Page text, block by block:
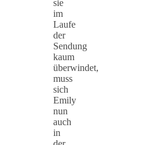
sie
im
Laufe
der
Sendung
kaum
überwindet,
muss
sich
Emily
nun
auch
in